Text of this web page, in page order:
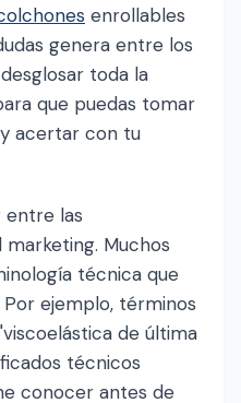
enrollables
genera entre los
toda la
que puedas tomar
acertar con tu
entre las
Muchos
técnica que
ejemplo, términos
de última
técnicos
conocer antes de